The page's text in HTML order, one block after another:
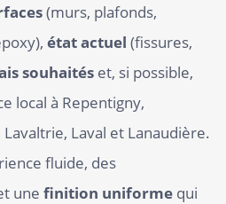
(murs, plafonds,
état actuel (fissures,
souhaités et, si possible,
local à Repentigny,
Laval et Lanaudière.
fluide, des
unefinition uniforme qui